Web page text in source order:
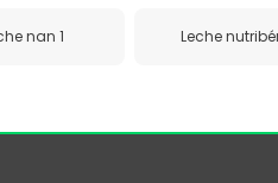
nan 1 Leche